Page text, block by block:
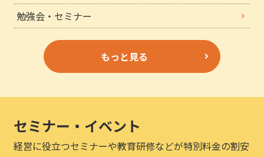
勉強会・セミナー
もっと見る
セミナー・イベント
経営に役立つセミナーや教育研修などが特別料金の割安